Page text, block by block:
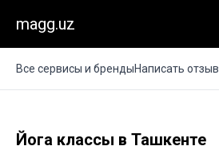
magg.uz
Все сервисы и брендыНаписать отзыв
Йога классы в Ташкенте